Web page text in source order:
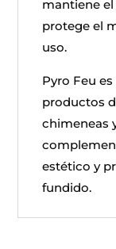
mantiene
protege el
uso.
Pyro Feu
productos
chimeneas
estético y
fundido.